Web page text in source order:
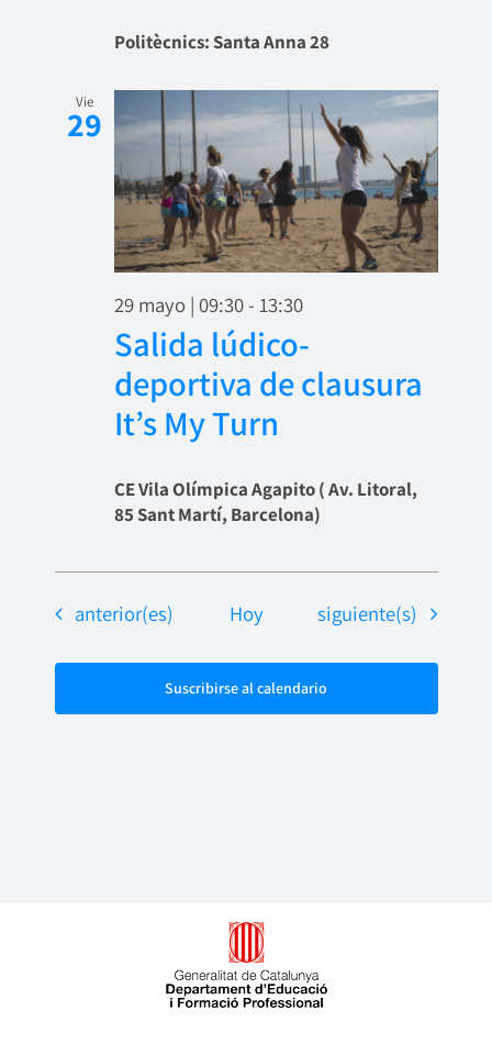
Politècnics: Santa Anna 28
Vie
29
29 mayo | 09:30- 13:30
Salida lúdico-
deportiva de clausura
It’s My Turn
CE Vila Olímpica Agapito ( Av. Litoral,
85 Sant Martí, Barcelona)
Eventos
anterior(es) Hoy Eventos
siguiente(s)
Suscribirse al calendario